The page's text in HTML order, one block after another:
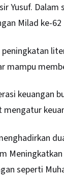
Yusuf.
Milad ke-62
peningkatan
mampu
keuangan
mengatur
seperti